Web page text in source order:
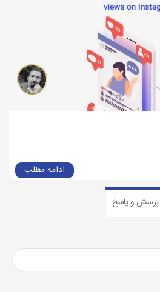
ادامه مطلب
پرسش و پاسخ